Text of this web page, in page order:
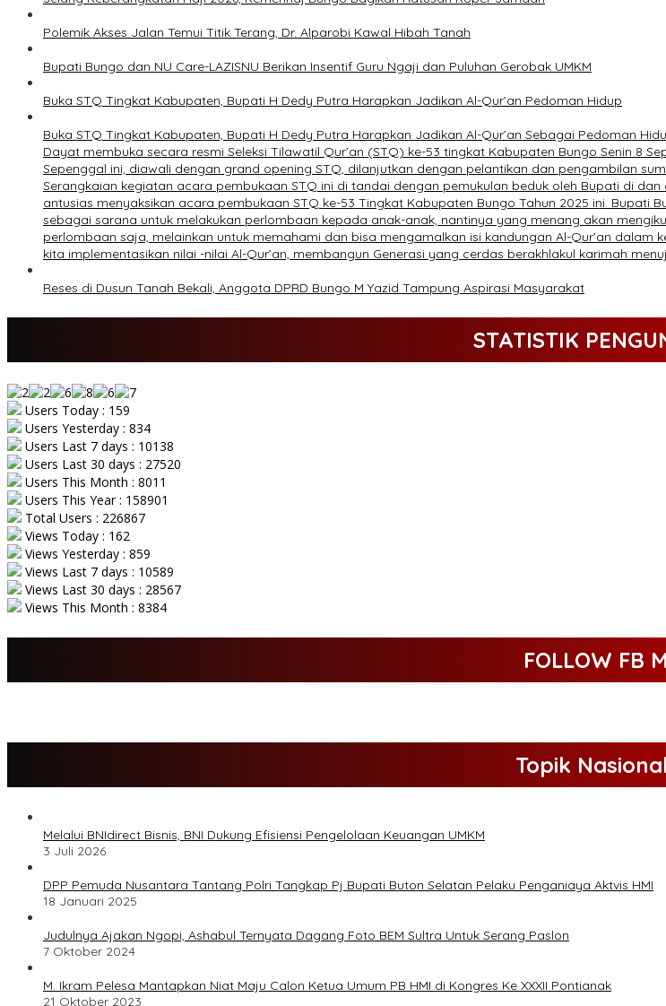
Polemik Akses Jalan Temui Titik Terang, Dr. Alparobi Kawal Hibah Tanah
Bupati Bungo dan NU Care-LAZISNU Berikan Insentif Guru Ngaji dan Puluhan Gerobak UMKM
Buka STQ Tingkat Kabupaten, Bupati H Dedy Putra Harapkan Jadikan Al-Qur’an Pedoman Hidup
Buka STQ Tingkat Kabupaten, Bupati H Dedy Putra Harapkan Jadikan Al-Qur’an Sebagai Pedoman
Dayat membuka secara resmi Seleksi Tilawatil Qur’an (STQ) ke-53 tingkat Kabupaten Bungo Senin 8
Sepenggal ini, diawali dengan grand opening STQ, dilanjutkan dengan pelantikan dan pengambilan
Serangkaian kegiatan acara pembukaan STQ ini di tandai dengan pemukulan beduk oleh Bupati di
antusias menyaksikan acara pembukaan STQ ke-53 Tingkat Kabupaten Bungo Tahun 2025 ini.
sebagai sarana untuk melakukan perlombaan kepada anak-anak, nantinya yang menang akan
perlombaan saja, melainkan untuk memahami dan bisa mengamalkan isi kandungan Al-Qur’an dalam
kita implementasikan nilai -nilai Al-Qur’an, membangun Generasi yang cerdas berakhlakul karimah
Reses di Dusun Tanah Bekali, Anggota DPRD Bungo M Yazid Tampung Aspirasi Masyarakat
STATISTIK
Users Today : 159
Users Yesterday : 834
Users Last 7 days : 10138
Users Last 30 days : 27520
Users This Month : 8011
Users This Year : 158901
Total Users : 226867
Views Today : 162
Views Yesterday : 859
Views Last 7 days : 10589
Views Last 30 days : 28567
Views This Month : 8384
FOLLOW FB
Topik Nasional
Melalui BNIdirect Bisnis, BNI Dukung Efisiensi Pengelolaan Keuangan UMKM
3 Juli 2026
DPP Pemuda Nusantara Tantang Polri Tangkap Pj Bupati Buton Selatan Pelaku Penganiaya Aktvis HMI
18 Januari 2025
Judulnya Ajakan Ngopi, Ashabul Ternyata Dagang Foto BEM Sultra Untuk Serang Paslon
7 Oktober 2024
M. Ikram Pelesa Mantapkan Niat Maju Calon Ketua Umum PB HMI di Kongres Ke XXXII Pontianak
21 Oktober 2023